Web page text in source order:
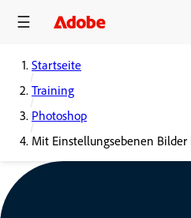
Startseite
Training
Photoshop
Mit Einstellungsebenen